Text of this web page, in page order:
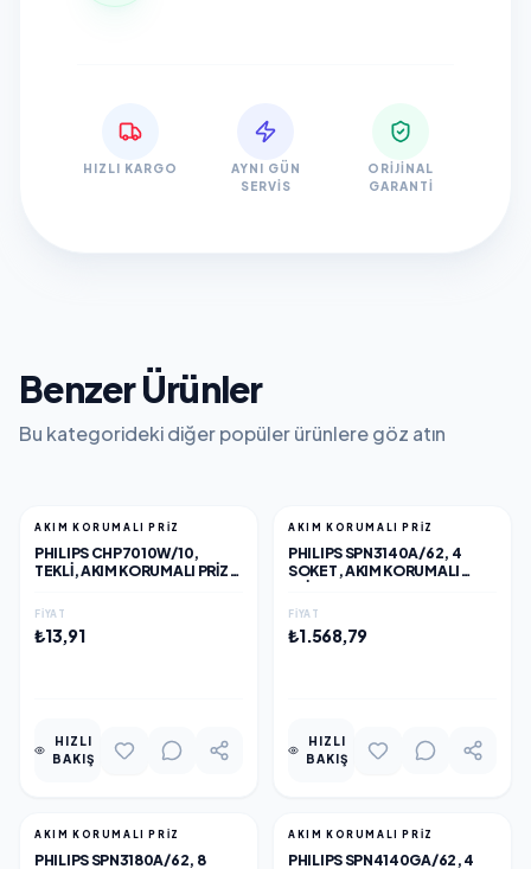
HIZLI KARGO
AYNI GÜN
SERVIS
ORIJINAL
GARANTI
Benzer Ürünler
Bu kategorideki diğer popüler ürünlere göz atın
AKIM KORUMALI PRİZ
PHILIPS CHP7010W/10,
TEKLI, AKIM KORUMALI PRIZ,
FIYAT
₺13,91
HIZLI
BAKIŞ
AKIM KORUMALI PRİZ
PHILIPS SPN3140A/62, 4
SOKET, AKIM KORUMALI
KABLO, (GRI)
FIYAT
₺1.568,79
HIZLI
BAKIŞ
AKIM KORUMALI PRİZ
PHILIPS SPN3180A/62, 8
AKIM KORUMALI PRİZ
PHILIPS SPN4140GA/62, 4